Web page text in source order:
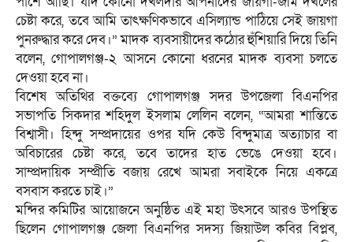
চেষ্টা করে, তবে আমি তাৎক্ষণিকভাবে এসিল্যান্ড পাঠিয়ে সেই জায়গা
পুনরুদ্ধার করে দেব।” মাদক ব্যবসায়ীদের কঠোর হুঁশিয়ারি দিয়ে তিনি
বলেন, গোপালগঞ্জ-২ আসনে কোনো ধরনের মাদক ব্যবসা চলতে
দেওয়া হবে না।
বিশেষ অতিথির বক্তব্যে গোপালগঞ্জ সদর উপজেলা বিএনপির
সভাপতি সিকদার শহিদুল ইসলাম লেলিন বলেন, “আমরা শান্তিতে
বিশ্বাসী। হিন্দু সম্প্রদায়ের ওপর যদি কেউ বিন্দুমাত্র অত্যাচার বা
অবিচারের চেষ্টা করে, তবে তাদের হাত ভেঙে দেওয়া হবে।
সাম্প্রদায়িক সম্প্রীতি বজায় রেখে আমরা সবাইকে নিয়ে একত্রে
বসবাস করতে চাই।”
মন্দির কমিটির আয়োজনে অনুষ্ঠিত এই মহা উৎসবে আরও উপস্থিত
ছিলেন গোপালগঞ্জ জেলা বিএনপির সদস্য জিয়াউল কবির বিপ্লব,